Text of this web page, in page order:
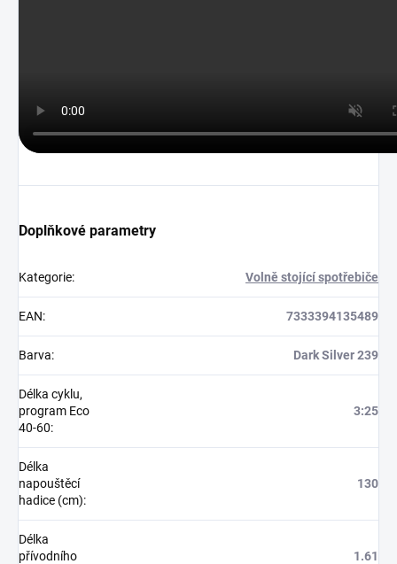
Doplňkové parametry
Kategorie: Volně stojící spotřebiče
EAN: 7333394135489
Barva: Dark Silver 239
Délka cyklu,
program Eco
40-60:
3:25
Délka
napouštěcí
hadice (cm):
130
Délka
přívodního
1.61